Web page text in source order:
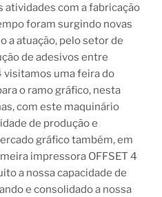
atividades com a fabricação
foram surgindo novas
a atuação, pelo setor de
de adesivos entre
uma feira do
o ramo gráfico, nesta
com este maquinário
de produção e
gráfico também, em
impressora OFFSET 4
a nossa capacidade de
e consolidado a nossa